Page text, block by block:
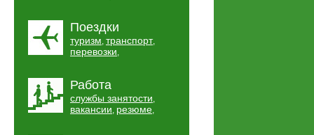
Поездки
туризм, транспорт,
перевозки,
Работа
службы занятости,
вакансии, резюме,